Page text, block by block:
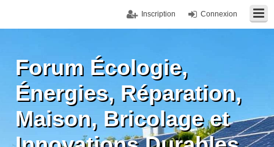
Connexion
Inscription
Forum Écologie,
Énergies, Réparation,
Maison, Bricolage et